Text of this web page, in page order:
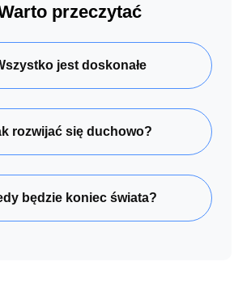
przeczytać
jest doskonałe
rozwijać się duchowo?
będzie koniec świata?